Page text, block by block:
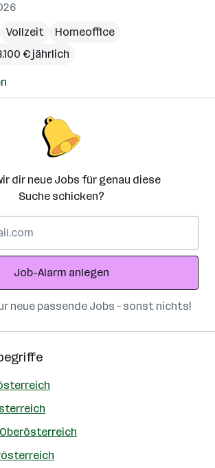
Vollzeit
Homeoffice
€ jährlich
dir neue Jobs für genau diese
Suche schicken?
Job-Alarm anlegen
neue passende Jobs – sonst nichts!